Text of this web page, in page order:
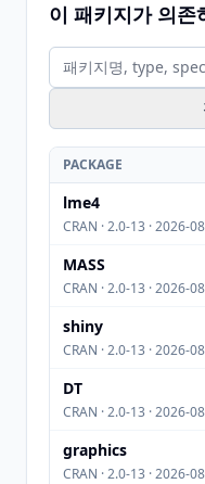
이 패키지가 의존
PACKAGE
lme4
CRAN · 2.0-13 · 2026-
MASS
CRAN · 2.0-13 · 2026-
shiny
CRAN · 2.0-13 · 2026-
DT
CRAN · 2.0-13 · 2026-
graphics
CRAN · 2.0-13 · 2026-